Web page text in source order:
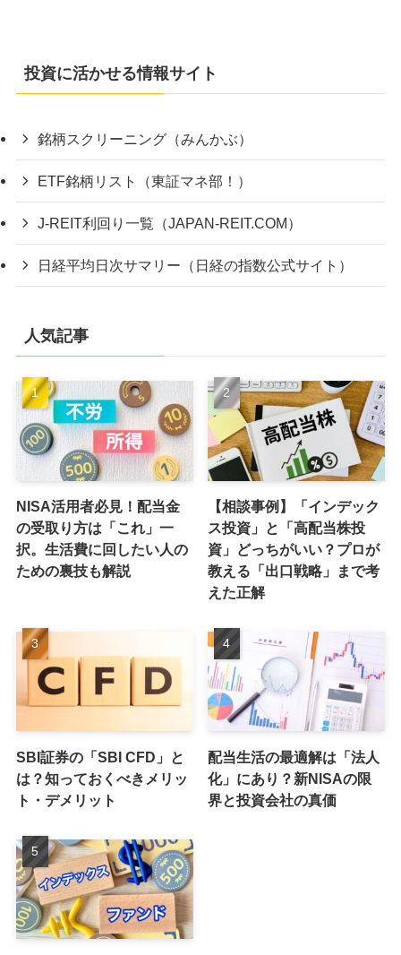
投資に活かせる情報サイト
銘柄スクリーニング（みんかぶ）
ETF銘柄リスト（東証マネ部！）
J-REIT利回り一覧（JAPAN-REIT.COM）
日経平均日次サマリー（日経の指数公式サイト）
人気記事
NISA活用者必見！配当金
の受取り方は「これ」一
択。生活費に回したい人の
ための裏技も解説
【相談事例】「インデック
ス投資」と「高配当株投
資」どっちがいい？プロが
教える「出口戦略」まで考
えた正解
SBI証券の「SBI CFD」と
は？知っておくべきメリッ
ト・デメリット
配当生活の最適解は「法人
化」にあり？新NISAの限
界と投資会社の真価